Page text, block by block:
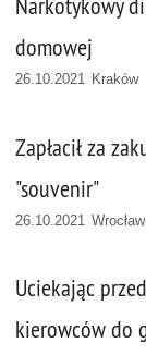
Narkotykowy
domowej
26.10.2021 Kraków
Zapłacił za
"souvenir"
26.10.2021 Wrocław
Uciekając
kierowców do